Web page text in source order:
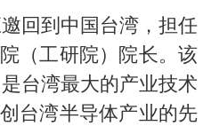
回到中国台湾，担任
（工研院）院长。该
台湾最大的产业技术
台湾半导体产业的先